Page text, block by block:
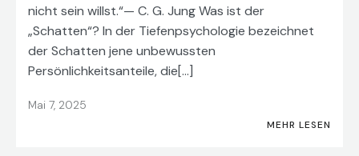
nicht sein willst.“— C. G. Jung Was ist der
„Schatten“? In der Tiefenpsychologie bezeichnet
der Schatten jene unbewussten
Persönlichkeitsanteile, die[…]
Mai 7, 2025
MEHR LESEN